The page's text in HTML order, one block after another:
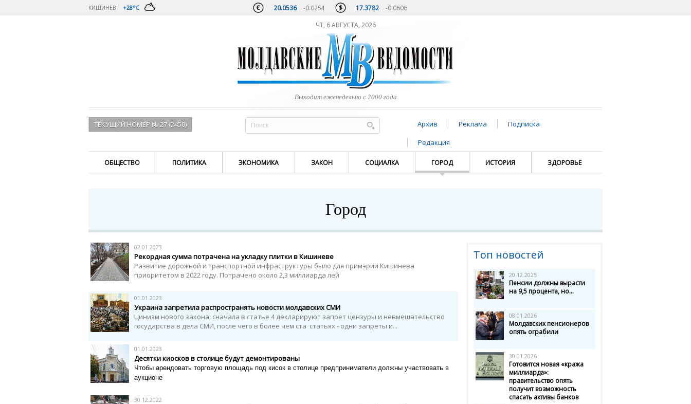
КИШИНЁВ +28°C 20.0536 -0.0254 17.3782 -0.0606
ЧТ, 6 АВГУСТА, 2026
Выходит еженедельно с 2000 года
ТЕКУЩИЙ НОМЕР № 27 (2450) Архив Реклама
Подписка
Редакция
ОБЩЕСТВО ПОЛИТИКА ЭКОНОМИКА ЗАКОН СОЦИАЛКА ГОРОД ИСТОРИЯ ЗДОРОВЬЕ
Город
02.01.2023
Рекордная сумма потрачена на укладку плитки в Кишиневе
Развитие дорожной и транспортной инфраструктуры было для примэрии Кишинева
приоритетом в 2022 году. Потрачено около 2,3 миллиарда лей
01.01.2023
Украина запретила распространять новости молдавских СМИ
Цинизм нового закона: сначала в статье 4 декларируют запрет цензуры и невмешательство
государства в дела СМИ, после чего в более чем ста статьях - одни запреты и...
01.01.2023
Десятки киосков в столице будут демонтированы
Чтобы арендовать торговую площадь под кисок в столице предприниматели должны участвовать в
аукционе
30.12.2022
Топ новостей
20.12.2025
Пенсии должны вырасти
на 9,5 процента, но...
08.01.2026
Молдавских пенсионеров
опять ограбили
30.01.2026
Готовится новая «кража
миллиарда»:
правительство опять
получит возможность
спасать активы банков